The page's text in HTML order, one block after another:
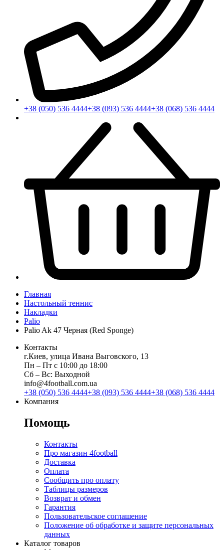
+38 (050) 536 4444+38 (093) 536 4444+38 (068) 536 4444
Главная
Настольный теннис
Накладки
Palio
Palio Ak 47 Черная (Red Sponge)
Контакты
г.Киев, улица Ивана Выговского, 13
Пн ‒ Пт с 10:00 до 18:00
Сб ‒ Вс: Выходной
info@4football.com.ua
+38 (050) 536 4444+38 (093) 536 4444+38 (068) 536 4444
Компания
Помощь
Контакты
Про магазин 4football
Доставка
Оплата
Сообщить про оплату
Таблицы размеров
Возврат и обмен
Гарантия
Пользовательское соглашение
Положение об обработке и защите персональных
данных
Каталог товаров